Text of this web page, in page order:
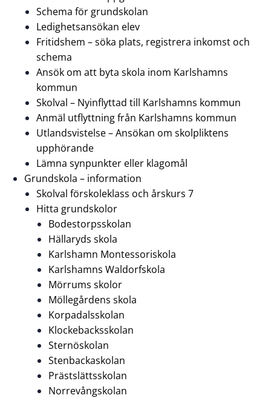
Schema för grundskolan
Ledighetsansökan elev
Fritidshem – söka plats, registrera inkomst och
schema
Ansök om att byta skola inom Karlshamns
kommun
Skolval – Nyinflyttad till Karlshamns kommun
Anmäl utflyttning från Karlshamns kommun
Utlandsvistelse – Ansökan om skolpliktens
upphörande
Lämna synpunkter eller klagomål
Grundskola – information
Skolval förskoleklass och årskurs 7
Hitta grundskolor
Bodestorpsskolan
Hällaryds skola
Karlshamn Montessoriskola
Karlshamns Waldorfskola
Mörrums skolor
Möllegårdens skola
Korpadalsskolan
Klockebacksskolan
Sternöskolan
Stenbackaskolan
Prästslättsskolan
Norrevångskolan